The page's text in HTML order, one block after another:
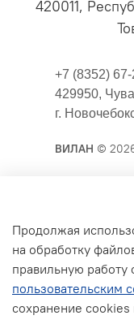
420011,
+7 (8352) 67-
429950,
г.
ВИЛАН ©
Публичная оферта
Согласие на
сайта
Политика
Продолжая
на обработку
правильную работу
пользовательским
сохранение cookies